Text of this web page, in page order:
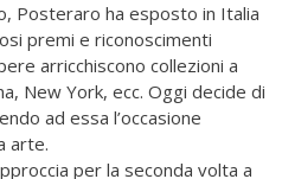
Posteraro ha esposto in Italia
premi e riconoscimenti
arricchiscono collezioni a
New York, ecc. Oggi decide di
ad essa l’occasione
arte.
per la seconda volta a